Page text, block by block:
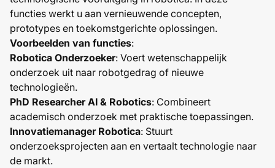
functies werkt u aan vernieuwende concepten,
prototypes en toekomstgerichte oplossingen.
Voorbeelden van functies:
Robotica Onderzoeker: Voert wetenschappelijk
onderzoek uit naar robotgedrag of nieuwe
technologieën.
PhD Researcher AI & Robotics: Combineert
academisch onderzoek met praktische toepassingen.
Innovatiemanager Robotica: Stuurt
onderzoeksprojecten aan en vertaalt technologie naar
de markt.